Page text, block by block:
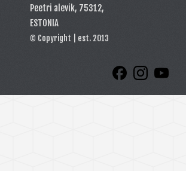
Peetri alevik, 75312,
ESTONIA
© Copyright | est. 2013